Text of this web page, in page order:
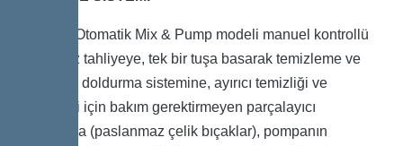
Kessel Otomatik Mix & Pump modeli manuel kontrollü
kokusuz tahliyeye, tek bir tuşa basarak temizleme ve
yeniden doldurma sistemine, ayırıcı temizliği ve
tahliyesi için bakım gerektirmeyen parçalayıcı
pompaya (paslanmaz çelik bıçaklar), pompanın